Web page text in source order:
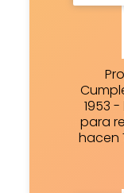
1953
para